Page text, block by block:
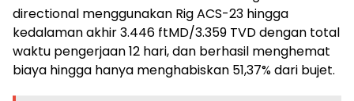
directional menggunakan Rig ACS-23 hingga
kedalaman akhir 3.446 ftMD/3.359 TVD dengan total
waktu pengerjaan 12 hari, dan berhasil menghemat
biaya hingga hanya menghabiskan 51,37% dari bujet.